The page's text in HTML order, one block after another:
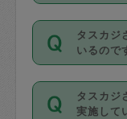
なお、
金のご
動計算
（例：
ンセル
は２回
・ＡＭ
・ＰＭ
・夜 １
開始時間
掃除、
作り置
きる仕
する前
確認して
タスカジ
いるので
主婦と
方、栄養
タスカジ
実施して